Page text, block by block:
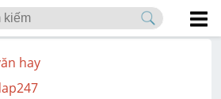
hay